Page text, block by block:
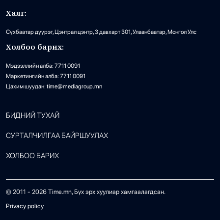
Хаяг:
Сүхбаатар дүүрэг, Цэнтрал цэнтр, 3 давхарт 301, Улаанбаатар, Монгол Улс
Холбоо барих:
Мэдээллийн алба: 7711 0091
Маркетингийн алба: 7711 0091
Цахим шуудан: time@mediagroup.mn
БИДНИЙ ТУХАЙ
СУРТАЛЧИЛГАА БАЙРШУУЛАХ
ХОЛБОО БАРИХ
© 2011 - 2026 Time.mn, Бүх эрх хуулиар хамгаалагдсан.
Privacy policy